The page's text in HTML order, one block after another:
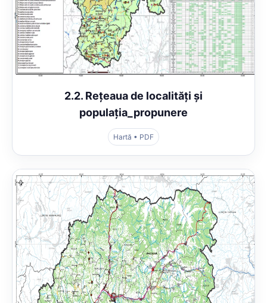
2.2. Rețeaua de localități și
populația_propunere
Hartă • PDF